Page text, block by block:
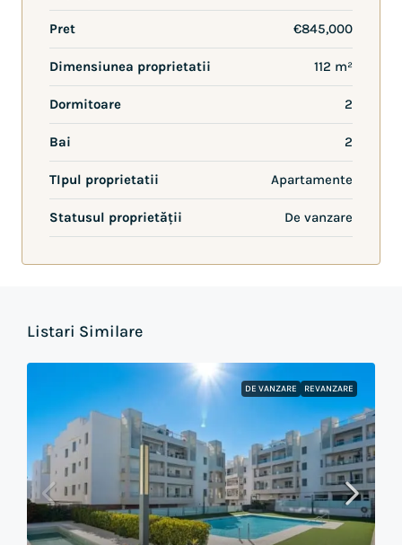
Pret €845,000
Dimensiunea proprietatii 112 m²
Dormitoare 2
Bai 2
TIpul proprietatii Apartamente
Statusul proprietății De vanzare
Listari Similare
DE VANZARE REVANZARE